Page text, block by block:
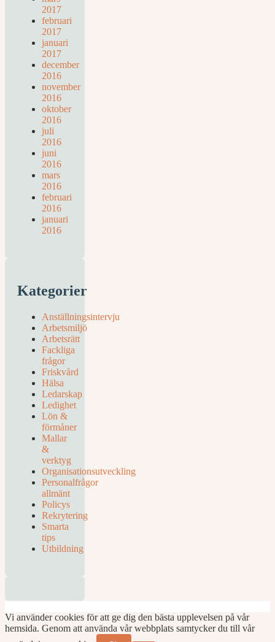
2017
februari
2017
januari
2017
december
2016
november
2016
oktober
2016
juli
2016
juni
2016
mars
2016
februari
2016
januari
2016
Kategorier
Anställningsintervju
Arbetsmiljö
Arbetsrätt
Fackliga
frågor
Friskvård
Hälsa
Ledarskap
Ledighet
Lön &
förmåner
Mallar
&
verktyg
Organisationsutveckling
Personalfrågor
allmänt
Policys
Rekrytering
Smarta
tips
Utbildning
Vi använder cookies för att ge dig den bästa upplevelsen på vår
hemsida. Genom att använda vår webbplats samtycker du till vår